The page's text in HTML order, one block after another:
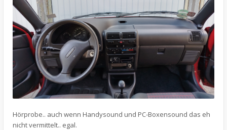
Hörprobe.. auch wenn Handysound und PC-Boxensound das eh
nicht vermittelt.. egal.